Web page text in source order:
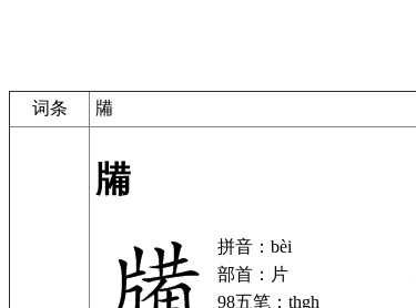
词条 㸢
㸢
拼音：bèi
部首：片
98五笔：thgh